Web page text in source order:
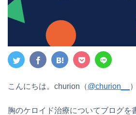
こんにちは。churion（@churion__
胸のケロイド治療についてブログを